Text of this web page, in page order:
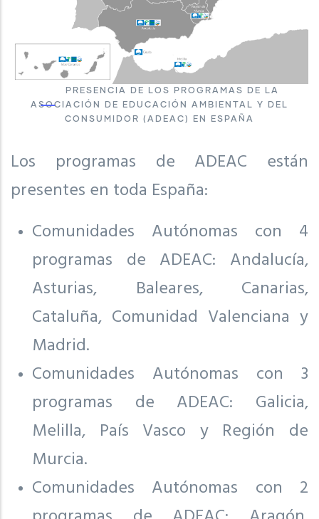
PRESENCIA DE LOS PROGRAMAS DE LA
ASOCIACIÓN DE EDUCACIÓN AMBIENTAL Y DEL
CONSUMIDOR (ADEAC) EN ESPAÑA
Los programas de ADEAC están
presentes en toda España:
Comunidades Autónomas con 4
programas de ADEAC: Andalucía,
Asturias, Baleares, Canarias,
Cataluña, Comunidad Valenciana y
Madrid.
Comunidades Autónomas con 3
programas de ADEAC: Galicia,
Melilla, País Vasco y Región de
Murcia.
Comunidades Autónomas con 2